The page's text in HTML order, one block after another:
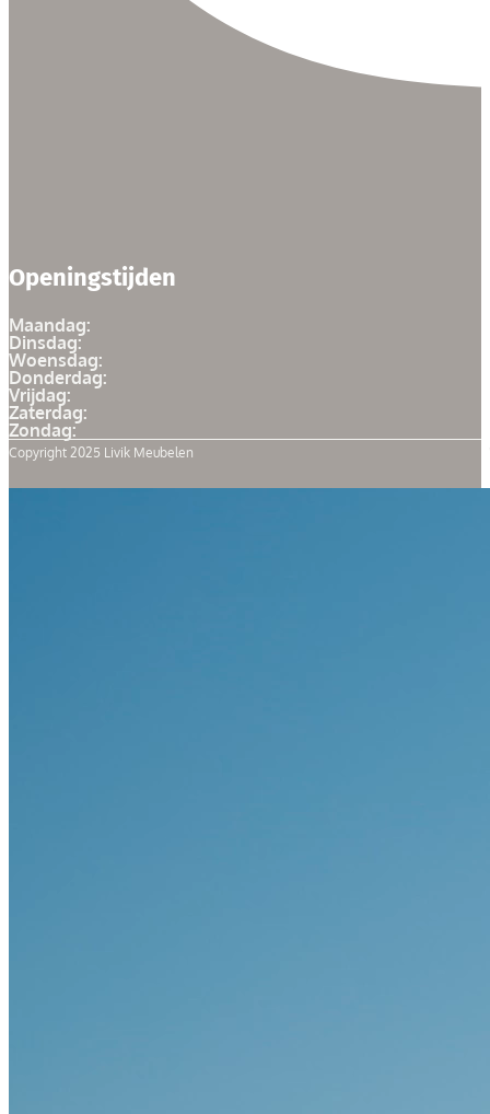
Openingstijden
Maandag:
Dinsdag:
Woensdag:
Donderdag:
Vrijdag:
Zaterdag:
Zondag:
Copyright 2025 Livik Meubelen